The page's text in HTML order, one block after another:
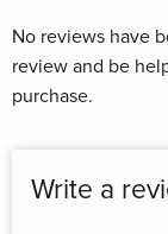
Story II:
Britta besucht
Highlandgames:
No reviews have
review and be
purchase.
Write a